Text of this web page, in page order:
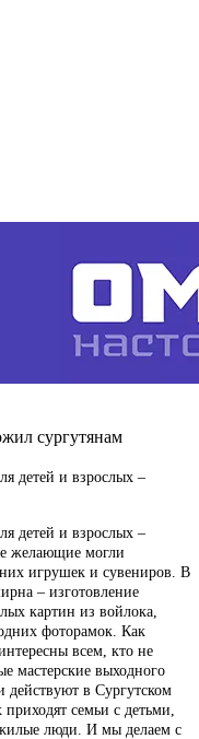
сургутянам
детей и взрослых –
детей и взрослых –
желающие могли
игрушек и сувениров. В
– изготовление
картин из войлока,
фоторамок. Как
всем, кто не
мастерские выходного
действуют в Сургутском
семьи с детьми,
люди. И мы делаем с